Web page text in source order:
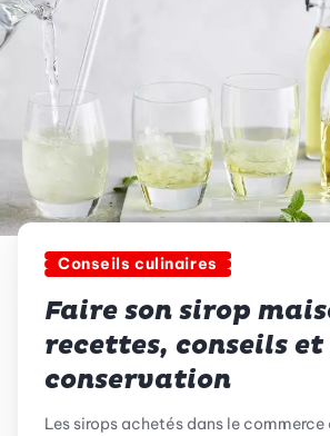
Conseils culinaires
Faire son sirop
recettes, conseils
conservation
Les sirops achetés dans le